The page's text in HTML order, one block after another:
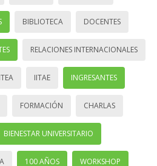
BIBLIOTECA DOCENTES
RELACIONES INTERNACIONALES
IITAE INGRESANTES
FORMACIÓN CHARLAS
BIENESTAR UNIVERSITARIO
100 AÑOS WORKSHOP